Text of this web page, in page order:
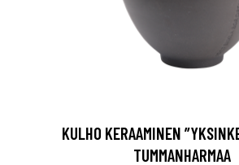
KULHO KERAAMINEN
TUMMANHARMAA